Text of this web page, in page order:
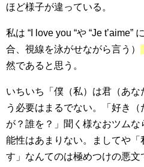
ほど様子が違っている。
私は “I love you “や “Je t’aime”
合、視線を泳がせながら言う）
然であると思う。
いちいち「僕（私）は君（あ
う必要はまるでない。「好き
が？誰を？」聞く様なおツム
能性はあまりない。ましてや「
す」なんてのは極めつけの悪